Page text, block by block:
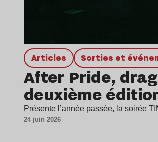
Articles Sorties et
After Pride,
deuxième
Présente l’année passée, la soirée
24 juin 2026